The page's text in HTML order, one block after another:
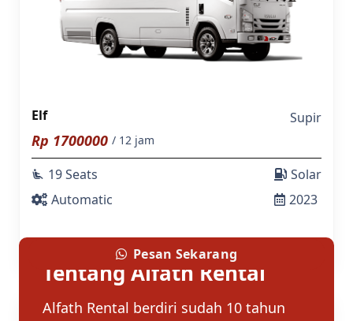
Elf Supir
Rp 1700000 / 12 jam
airline_seat_recline_extra 19 Seats
Automatic
Solar
2023
Pesan Sekarang
Tentang Alfath Rental
Alfath Rental berdiri sudah 10 tahun